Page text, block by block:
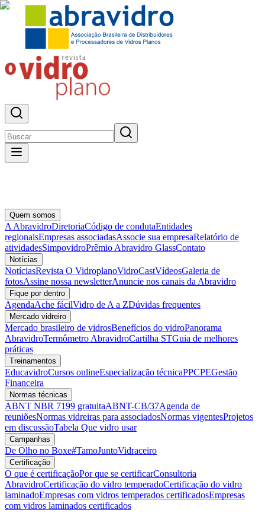
Quem somos
A AbravidroDiretoriaCódigo de condutaEntidades
regionaisEmpresas associadasAssocie sua empresaRelatório de
atividadesSimpovidroPrêmio Abravidro GlassContato
Notícias
NotíciasRevista O VidroplanoVidroCastVídeosGaleria de
fotosAssine nossa newsletterAnuncie nos canais da Abravidro
Fique por dentro
AgendaAche fácilVidro de A a ZDúvidas frequentes
Mercado vidreiro
Mercado brasileiro de vidrosBenefícios do vidroPanorama
AbravidroTermômetro AbravidroCartilha STGuia de melhores
práticas
Treinamentos
EducavidroCursos onlineEspecialização técnicaPPCPEGestão
Financeira
Normas técnicas
ABNT NBR 7199 gratuitaABNT-CB/37Agenda de
reuniõesNormas vidreiras para associadosNormas vigentesProjetos
em discussãoTabela Que vidro usar
Campanhas
De Olho no Boxe#TamoJuntoVidraceiro
Certificação
O que é certificaçãoPor que se certificarConsultoria
AbravidroCertificação do vidro temperadoCertificação do vidro
laminadoEmpresas com vidros temperados certificadosEmpresas
com vidros laminados certificados